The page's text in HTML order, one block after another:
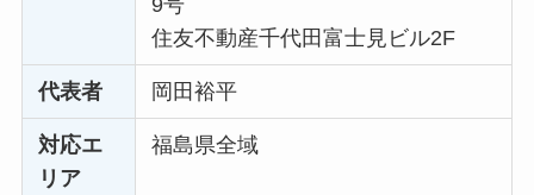
住友不動産千代田富士見ビル2F
代表者 岡田裕平
対応エ
リア
福島県全域